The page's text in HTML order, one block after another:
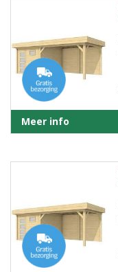
Meer info